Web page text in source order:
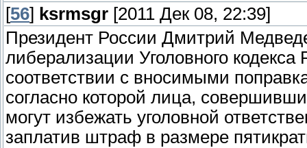
[56] ksrmsgr [2011 Дек 08, 22:39]
Президент России Дмитрий
либерализации Уголовного
соответствии с вносимыми
согласно которой лица,
могут избежать уголовной
заплатив штраф в размере